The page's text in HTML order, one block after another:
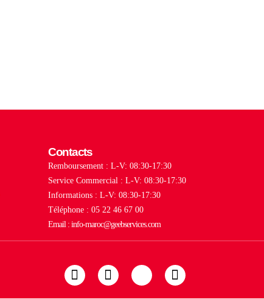
Contacts
Remboursement : L-V: 08:30-17:30
Service Commercial : L-V: 08:30-17:30
Informations : L-V: 08:30-17:30
Téléphone : 05 22 46 67 00
Email : info-maroc@geebservices.com